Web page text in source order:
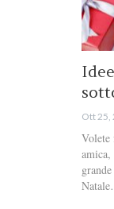
Ott 25,
Volete
amica,